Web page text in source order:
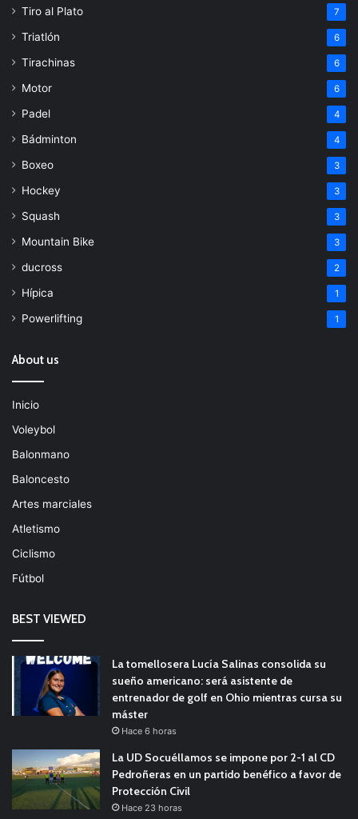
Tiro al Plato 7
Triatlón 6
Tirachinas 6
Motor 6
Padel 4
Bádminton 4
Boxeo 3
Hockey 3
Squash 3
Mountain Bike 3
ducross 2
Hípica 1
Powerlifting 1
About us
Inicio
Voleybol
Balonmano
Baloncesto
Artes marciales
Atletismo
Ciclismo
Fútbol
BEST VIEWED
La tomellosera Lucía Salinas consolida su
sueño americano: será asistente de
entrenador de golf en Ohio mientras cursa su
máster
Hace 6 horas
La UD Socuéllamos se impone por 2-1 al CD
Pedroñeras en un partido benéfico a favor de
Protección Civil
Hace 23 horas